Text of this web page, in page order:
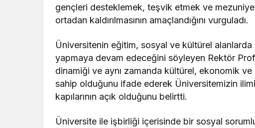
gençleri desteklemek, teşvik etmek ve
ortadan kaldırılmasının amaçlandığını vurguladı.
Üniversitenin eğitim, sosyal ve kültürel
yapmaya devam edeceğini söyleyen Rektör
dinamiği ve aynı zamanda kültürel, ekonomik
sahip olduğunu ifade ederek Üniversitemizin
kapılarının açık olduğunu belirtti.
Üniversite ile işbirliği içerisinde bir sosyal